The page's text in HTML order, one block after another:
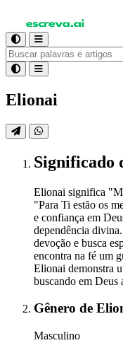
Elionai
Significado
Elionai significa
"Para Ti estão os
e confiança em
dependência
devoção e busca
encontra na fé um
Elionai demonstra
buscando em Deus
Gênero de
Masculino